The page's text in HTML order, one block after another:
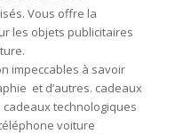
Vous offre la
les objets publicitaires
impeccables à savoir
et d’autres. cadeaux
technologiques
voiture